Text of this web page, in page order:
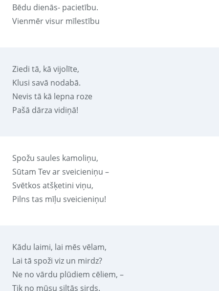
Bēdu dienās- pacietību.
Vienmēr visur mīlestību
Ziedi tā, kā vijolīte,
Klusi savā nodabā.
Nevis tā kā lepna roze
Pašā dārza vidiņā!
Spožu saules kamoliņu,
Sūtam Tev ar sveicieniņu –
Svētkos atšķetini viņu,
Pilns tas mīļu sveicieniņu!
Kādu laimi, lai mēs vēlam,
Lai tā spoži viz un mirdz?
Ne no vārdu plūdiem cēliem, –
Tik no mūsu siltās sirds.